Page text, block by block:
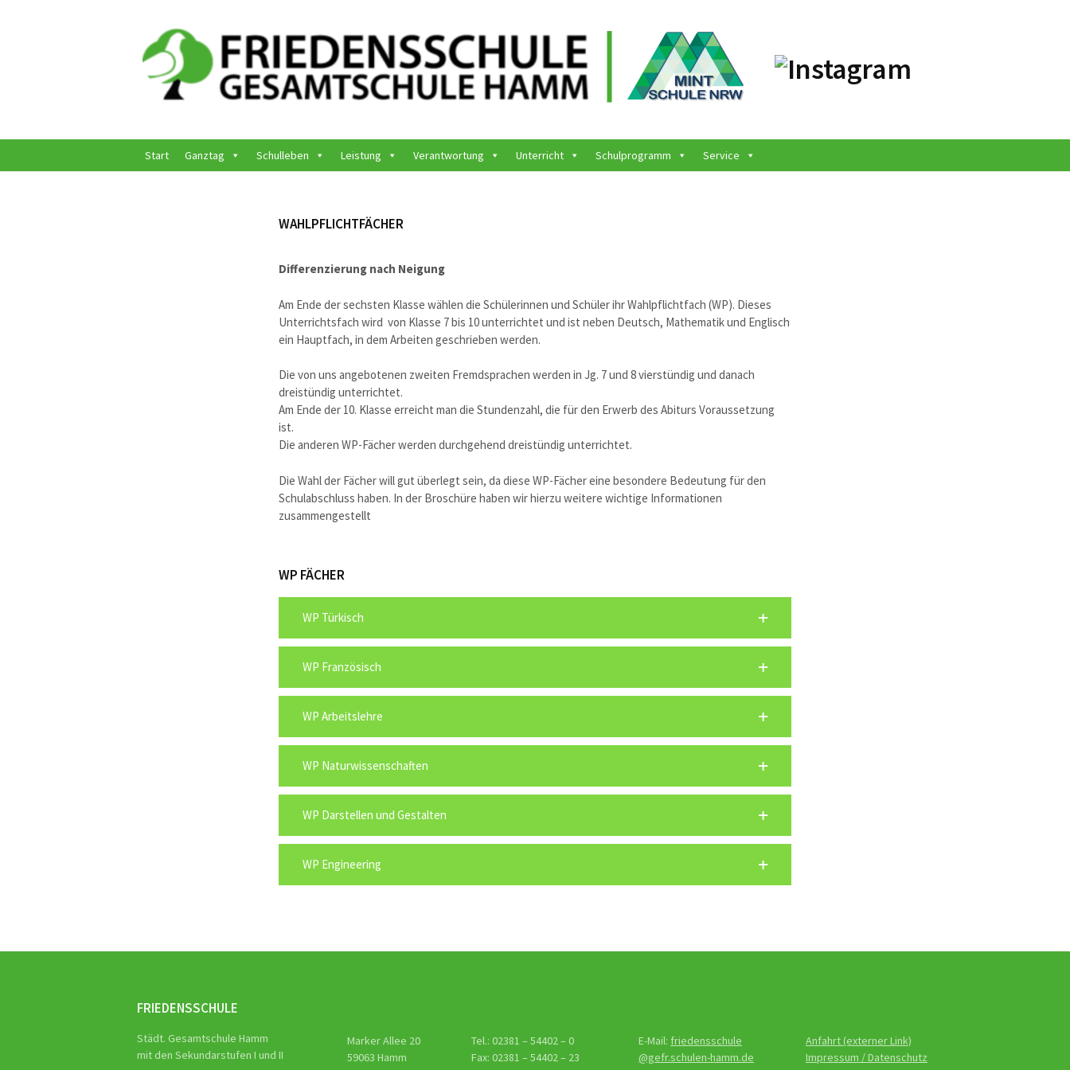
Start Ganztag Schulleben Leistung Verantwortung Unterricht Schulprogramm Service
WAHLPFLICHTFÄCHER
Differenzierung nach Neigung
Am Ende der sechsten Klasse wählen die Schülerinnen und Schüler ihr Wahlpflichtfach (WP). Dieses
Unterrichtsfach wird von Klasse 7 bis 10 unterrichtet und ist neben Deutsch, Mathematik und Englisch
ein Hauptfach, in dem Arbeiten geschrieben werden.
Die von uns angebotenen zweiten Fremdsprachen werden in Jg. 7 und 8 vierstündig und danach
dreistündig unterrichtet.
Am Ende der 10. Klasse erreicht man die Stundenzahl, die für den Erwerb des Abiturs Voraussetzung
ist.
Die anderen WP-Fächer werden durchgehend dreistündig unterrichtet.
Die Wahl der Fächer will gut überlegt sein, da diese WP-Fächer eine besondere Bedeutung für den
Schulabschluss haben. In der Broschüre haben wir hierzu weitere wichtige Informationen
zusammengestellt
WP FÄCHER
WP Türkisch
WP Französisch
WP Arbeitslehre
WP Naturwissenschaften
WP Darstellen und Gestalten
WP Engineering
FRIEDENSSCHULE
Städt. Gesamtschule Hamm
mit den Sekundarstufen I und II
Marker Allee 20
59063 Hamm
Tel.: 02381 – 54402 – 0
Fax: 02381 – 54402 – 23
E-Mail: friedensschule
@gefr.schulen-hamm.de
Anfahrt (externer Link)
Impressum / Datenschutz